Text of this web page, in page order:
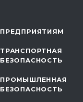
ПРЕДПРИЯТИЯМ
ТРАНСПОРТНАЯ
БЕЗОПАСНОСТЬ
ПРОМЫШЛЕННАЯ
БЕЗОПАСНОСТЬ